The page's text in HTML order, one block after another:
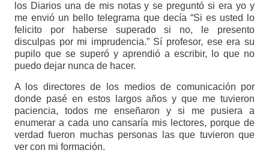
los Diarios una de mis notas y se preguntó si era yo y
me envió un bello telegrama que decía “Si es usted lo
felicito por haberse superado si no, le presento
disculpas por mi imprudencia.” Sí profesor, ese era su
pupilo que se superó y aprendió a escribir, lo que no
puedo dejar nunca de hacer.
A los directores de los medios de comunicación por
donde pasé en estos largos años y que me tuvieron
paciencia, todos me enseñaron y si me pusiera a
enumerar a cada uno cansaría mis lectores, porque de
verdad fueron muchas personas las que tuvieron que
ver con mi formación.